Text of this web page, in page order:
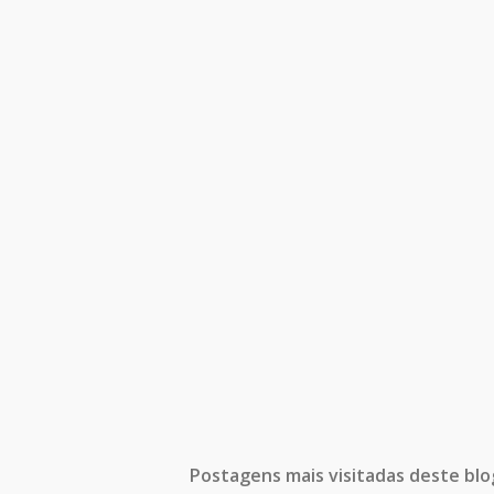
Postagens mais visitadas deste